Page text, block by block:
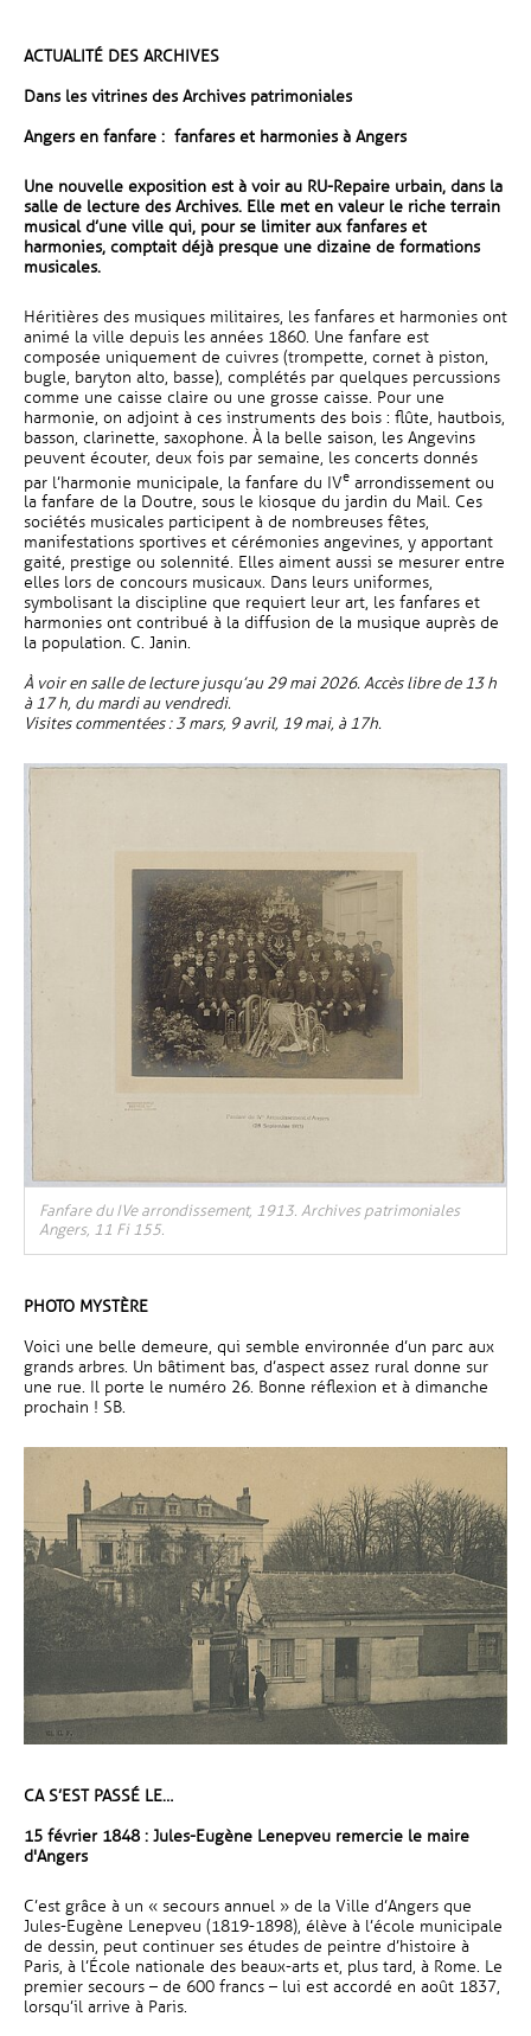
ACTUALITÉ DES ARCHIVES
Dans les vitrines des Archives patrimoniales
Angers en fanfare : fanfares et harmonies à Angers
Une nouvelle exposition est à voir au RU-Repaire urbain, dans la
salle de lecture des Archives. Elle met en valeur le riche terrain
musical d’une ville qui, pour se limiter aux fanfares et
harmonies, comptait déjà presque une dizaine de formations
musicales.
Héritières des musiques militaires, les fanfares et harmonies ont
animé la ville depuis les années 1860. Une fanfare est
composée uniquement de cuivres (trompette, cornet à piston,
bugle, baryton alto, basse), complétés par quelques percussions
comme une caisse claire ou une grosse caisse. Pour une
harmonie, on adjoint à ces instruments des bois : flûte, hautbois,
basson, clarinette, saxophone. À la belle saison, les Angevins
peuvent écouter, deux fois par semaine, les concerts donnés
par l’harmonie municipale, la fanfare du IVe arrondissement ou
la fanfare de la Doutre, sous le kiosque du jardin du Mail. Ces
sociétés musicales participent à de nombreuses fêtes,
manifestations sportives et cérémonies angevines, y apportant
gaité, prestige ou solennité. Elles aiment aussi se mesurer entre
elles lors de concours musicaux. Dans leurs uniformes,
symbolisant la discipline que requiert leur art, les fanfares et
harmonies ont contribué à la diffusion de la musique auprès de
la population. C. Janin.
À voir en salle de lecture jusqu’au 29 mai 2026. Accès libre de 13 h
à 17 h, du mardi au vendredi.
Visites commentées : 3 mars, 9 avril, 19 mai, à 17h.
Fanfare du IVe arrondissement, 1913. Archives patrimoniales
Angers, 11 Fi 155.
PHOTO MYSTÈRE
Voici une belle demeure, qui semble environnée d’un parc aux
grands arbres. Un bâtiment bas, d’aspect assez rural donne sur
une rue. Il porte le numéro 26. Bonne réflexion et à dimanche
prochain ! SB.
CA S’EST PASSÉ LE…
15 février 1848 : Jules-Eugène Lenepveu remercie le maire
d'Angers
C’est grâce à un « secours annuel » de la Ville d’Angers que
Jules-Eugène Lenepveu (1819-1898), élève à l’école municipale
de dessin, peut continuer ses études de peintre d’histoire à
Paris, à l’École nationale des beaux-arts et, plus tard, à Rome. Le
premier secours – de 600 francs – lui est accordé en août 1837,
lorsqu’il arrive à Paris.